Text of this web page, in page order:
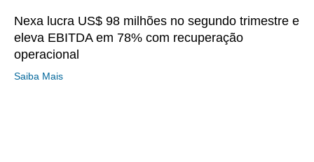
Nexa lucra US$ 98 milhões no segundo trimestre e
eleva EBITDA em 78% com recuperação
operacional
Saiba Mais